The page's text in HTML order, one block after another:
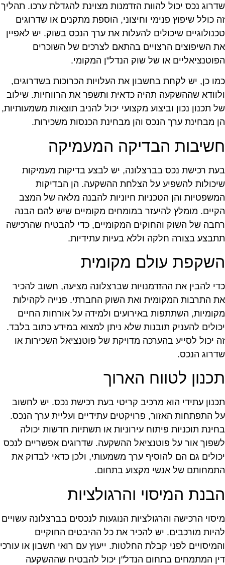
נכס יכול להוות הזדמנות מצוינת להגדלת ערכו. תהליך
כולל שיפוץ פנימי וחיצוני, הוספת מתקנים או שדרוגים
שיכולים להעלות את ערך הנכס בשוק. יש לאפיין
השיפוצים הרצויים בהתאם לצרכים של השוכרים
או של שוק הנדל"ן המקומי.
כן, יש לקחת בחשבון את העלויות הכרוכות בשדרוגים,
שההשקעה תהיה כדאית ותשפר את הרווחיות. שילוב
תכנון נכון וביצוע מקצועי יכול להניב תוצאות משמעותיות,
מבחינת ערך הנכס והן מבחינת הכנסות משכירות.
הבדיקה המעמיקה
רכישת נכס בברצלונה, יש לבצע בדיקות מעמיקות
להשפיע על הצלחת ההשקעה. הן הבדיקות
והן הטכניות חיוניות להבנה מלאה של המצב
מומלץ להיעזר במומחים מקומיים שיש להם הבנה
של השוק והחוקים המקומיים, כדי להבטיח שהרכישה
בצורה חלקה וללא בעיות עתידיות.
עולם מקומית
להבין את ההזדמנויות שברצלונה מציעה, חשוב להכיר
התרבות המקומית ואת השוק החברתי. פנייה לקהילות
השתתפות באירועים ולמידה על אורחות החיים
להעניק תובנות שלא ניתן למצוא במידע כתוב בלבד.
יכול לסייע בהערכה מדויקת של פוטנציאל השכירות או
הנכס.
לטווח הארוך
עתידי הוא מרכיב קריטי בעת רכישת נכס. יש לחשוב
התפתחות האזור, פרויקטים עתידיים ועליית ערך הנכס.
תוכניות פיתוח עירוניות או תשתיות חדשות יכולה
אור על פוטנציאל ההשקעה. שדרוגים אפשריים לנכס
גם הם להוסיף ערך משמעותי, ולכן כדאי לבדוק את
של אנשי מקצוע בתחום.
המיסוי והרגולציות
הרכישה והרגולציות הנוגעות לנכסים בברצלונה עשויים
מורכבים. יש להכיר את כל ההיבטים החוקיים
לפני קבלת החלטות. ייעוץ עם רואי חשבון או עורכי
המתמחים בתחום הנדל"ן יכול להבטיח שההשקעה